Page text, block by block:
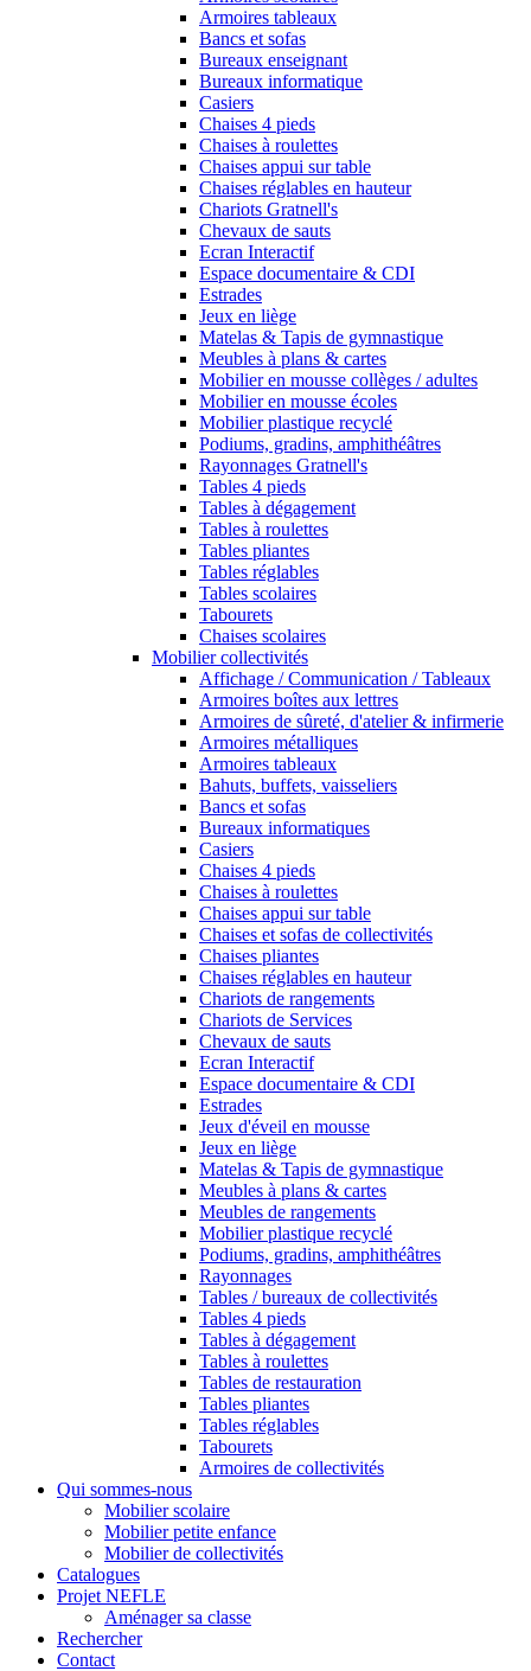
Armoires tableaux
Bancs et sofas
Bureaux enseignant
Bureaux informatique
Casiers
Chaises 4 pieds
Chaises à roulettes
Chaises appui sur table
Chaises réglables en hauteur
Chariots Gratnell's
Chevaux de sauts
Ecran Interactif
Espace documentaire & CDI
Estrades
Jeux en liège
Matelas & Tapis de gymnastique
Meubles à plans & cartes
Mobilier en mousse collèges / adultes
Mobilier en mousse écoles
Mobilier plastique recyclé
Podiums, gradins, amphithéâtres
Rayonnages Gratnell's
Tables 4 pieds
Tables à dégagement
Tables à roulettes
Tables pliantes
Tables réglables
Tables scolaires
Tabourets
Chaises scolaires
Mobilier collectivités
Affichage / Communication / Tableaux
Armoires boîtes aux lettres
Armoires de sûreté, d'atelier & infirmerie
Armoires métalliques
Armoires tableaux
Bahuts, buffets, vaisseliers
Bancs et sofas
Bureaux informatiques
Casiers
Chaises 4 pieds
Chaises à roulettes
Chaises appui sur table
Chaises et sofas de collectivités
Chaises pliantes
Chaises réglables en hauteur
Chariots de rangements
Chariots de Services
Chevaux de sauts
Ecran Interactif
Espace documentaire & CDI
Estrades
Jeux d'éveil en mousse
Jeux en liège
Matelas & Tapis de gymnastique
Meubles à plans & cartes
Meubles de rangements
Mobilier plastique recyclé
Podiums, gradins, amphithéâtres
Rayonnages
Tables / bureaux de collectivités
Tables 4 pieds
Tables à dégagement
Tables à roulettes
Tables de restauration
Tables pliantes
Tables réglables
Tabourets
Armoires de collectivités
Qui sommes-nous
Mobilier scolaire
Mobilier petite enfance
Mobilier de collectivités
Catalogues
Projet NEFLE
Aménager sa classe
Rechercher
Contact